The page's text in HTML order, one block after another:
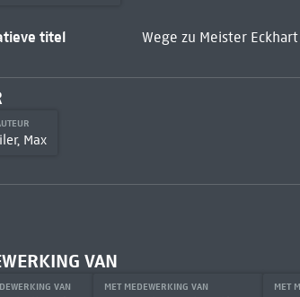
titel Wege zu Meister
Max
VAN
VAN MET MEDEWERKING VAN MET